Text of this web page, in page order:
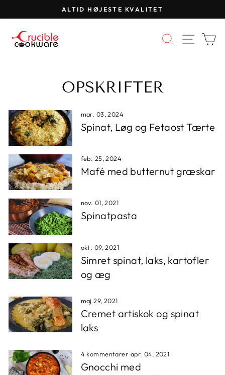
til
indhold
Pause
ALTID HØJESTE KVALITET
SØG
OPSKRIFTER
mar. 03, 2024
Spinat, Løg og Fetaost Tærte
feb. 25, 2024
Mafé med butternut græskar
nov. 01, 2021
Spinatpasta
okt. 09, 2021
Simret spinat, laks, kartofler
og æg
maj 29, 2021
Cremet artiskok og spinat
laks
4 kommentarer·apr. 04, 2021
Gnocchi med